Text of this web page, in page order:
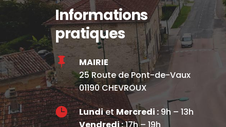
Informations
pratiques

MAIRIE
25 Route de Pont-de-Vaux
01190 CHEVROUX
 LundietMercredi : 9h – 13h
Vendredi :17h – 19h